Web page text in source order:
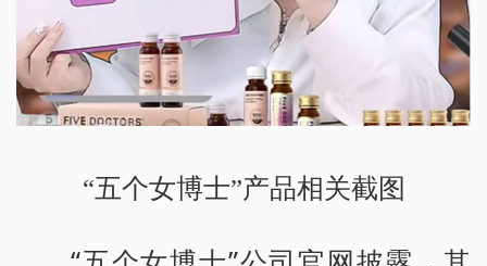
“五个女博士”产品相关截图